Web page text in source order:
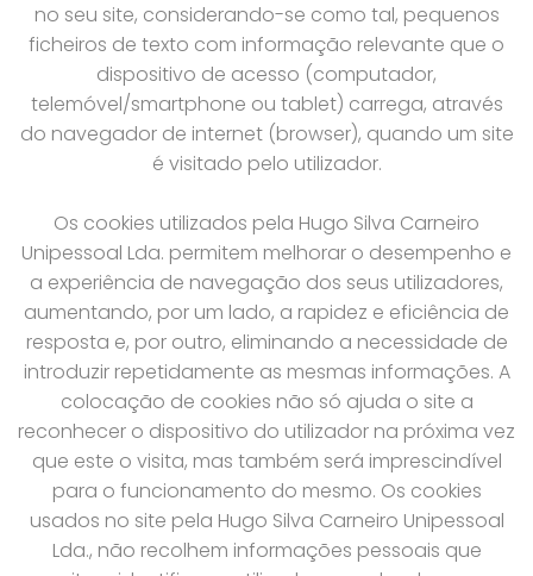
no seu site, considerando-se como tal, pequenos
ficheiros de texto com informação relevante que o
dispositivo de acesso (computador,
telemóvel/smartphone ou tablet) carrega, através
do navegador de internet (browser), quando um site
é visitado pelo utilizador.
Os cookies utilizados pela Hugo Silva Carneiro
Unipessoal Lda. permitem melhorar o desempenho e
a experiência de navegação dos seus utilizadores,
aumentando, por um lado, a rapidez e eficiência de
resposta e, por outro, eliminando a necessidade de
introduzir repetidamente as mesmas informações. A
colocação de cookies não só ajuda o site a
reconhecer o dispositivo do utilizador na próxima vez
que este o visita, mas também será imprescindível
para o funcionamento do mesmo. Os cookies
usados no site pela Hugo Silva Carneiro Unipessoal
Lda., não recolhem informações pessoais que